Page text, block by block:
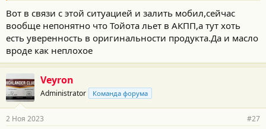
Вот в связи с этой ситуацией и залить мобил,сейчас
вообще непонятно что Тойота льет в АКПП,а тут хоть
есть уверенность в оригинальности продукта.Да и масло
вроде как неплохое
Veyron
Administrator Команда форума
2 Ноя 2023 #27